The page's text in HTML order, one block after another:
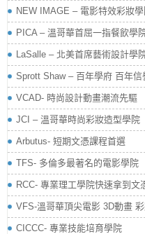
NEW IMAGE – 電影特效彩妝
PICA – 溫哥華首屈一指餐飲學
LaSalle – 北美首席藝術設計學
Sprott Shaw – 百年學府 百年信
VCAD- 時尚設計動畫潮流先驅
JCI – 溫哥華時尚彩妝造型學院
Arbutus- 短期文憑課程首選
TFS- 多倫多最著名的電影學院
RCC- 專業理工學院快速拿到文
VFS-溫哥華頂尖電影 3D動畫
CICCC- 專業技能培育學院